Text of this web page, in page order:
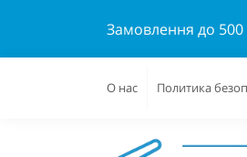
Замовлення до
О нас Политика